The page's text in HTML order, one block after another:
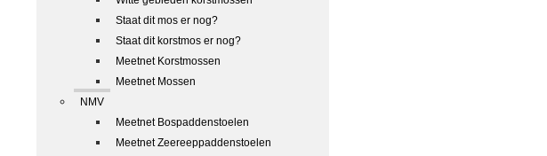
Staat dit mos er nog?
Staat dit korstmos er nog?
Meetnet Korstmossen
Meetnet Mossen
NMV
Meetnet Bospaddenstoelen
Meetnet Zeereeppaddenstoelen